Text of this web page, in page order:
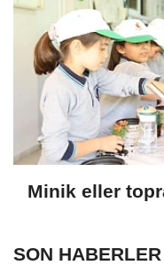
Minik eller
SON HABERLER